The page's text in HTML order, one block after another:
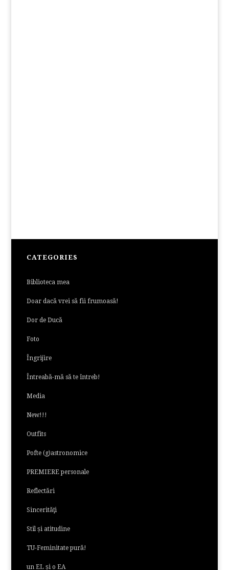
CATEGORIES
Biblioteca mea
Doar dacă vrei să fii frumoasă!
Dor de Ducă
Foto
Îngrijire
Întreabă-mă să te întreb!
Media
New!!!
Outfits
Pofte (g)astronomice
PREMIERE personale
Reflectări
Sincerităţi
Stil și atitudine
TU-Feminitate pură!
un EL și o EA